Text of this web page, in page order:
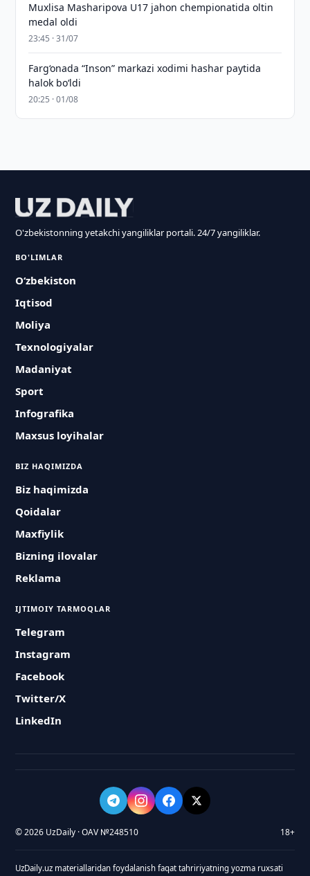
Muxlisa Masharipova U17 jahon chempionatida oltin
medal oldi
23:45 · 31/07
Farg‘onada “Inson” markazi xodimi hashar paytida
halok bo‘ldi
20:25 · 01/08
O'zbekistonning yetakchi yangiliklar portali. 24/7 yangiliklar.
BO'LIMLAR
O‘zbekiston
Iqtisod
Moliya
Texnologiyalar
Madaniyat
Sport
Infografika
Maxsus loyihalar
BIZ HAQIMIZDA
Biz haqimizda
Qoidalar
Maxfiylik
Bizning ilovalar
Reklama
IJTIMOIY TARMOQLAR
Telegram
Instagram
Facebook
Twitter/X
LinkedIn
© 2026 UzDaily · OAV №248510 18+
UzDaily.uz materiallaridan foydalanish faqat tahririyatning yozma ruxsati